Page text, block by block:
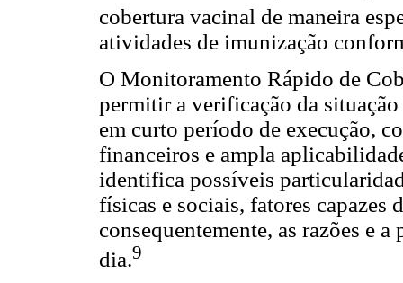
cobertura vacinal de maneira
atividades de imunização
O Monitoramento Rápido de
permitir a verificação da
em curto período de execução,
financeiros e ampla
identifica possíveis
físicas e sociais, fatores capazes
consequentemente, as razões e
dia.9